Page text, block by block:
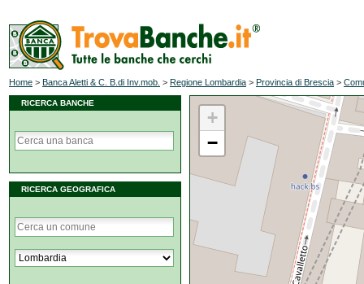
Home > Banca Aletti & C. B.di Inv.mob. > Regione Lombardia > Provincia di Brescia >
RICERCA BANCHE
RICERCA GEOGRAFICA
+
−